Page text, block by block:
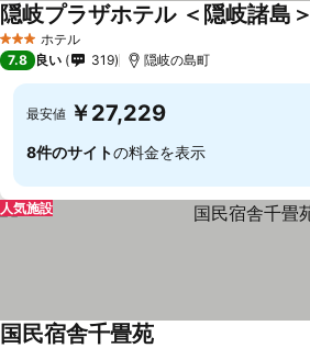
3 ホテルのランク
ホテル
隠岐プラザホテル ＜隠岐諸島＞
7.8 良い 319 隠岐の島町
最安値 ￥27,229
8件のサイトの料金を表示
人気施設
国民宿舎千畳苑